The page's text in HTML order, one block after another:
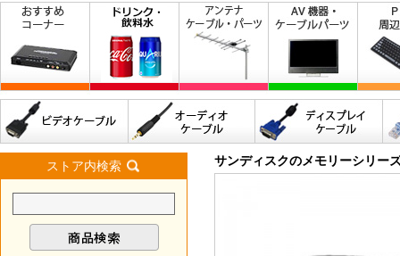
ストア内検索 サンディスクのメモリーシリー